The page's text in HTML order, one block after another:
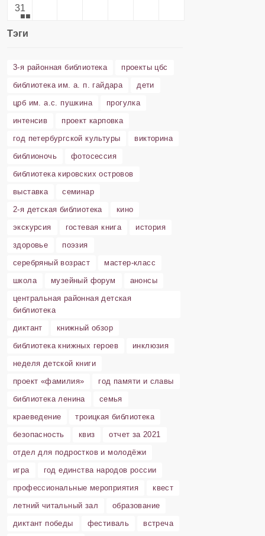
31
Тэги
3-я районная библиотека
проекты цбс
библиотека им. а. п. гайдара
дети
црб им. а.с. пушкина
прогулка
интенсив
проект карповка
год петербургской культуры
викторина
библионочь
фотосессия
библиотека кировских островов
выставка
семинар
2-я детская библиотека
кино
экскурсия
гостевая книга
история
здоровье
поэзия
серебряный возраст
мастер-класс
школа
музейный форум
анонсы
центральная районная детская
библиотека
диктант
книжный обзор
библиотека книжных героев
инклюзия
неделя детской книги
проект «фамилия»
год памяти и славы
библиотека ленина
семья
краеведение
троицкая библиотека
безопасность
квиз
отчет за 2021
отдел для подростков и молодёжи
игра
год единства народов россии
профессиональные мероприятия
квест
летний читальный зал
образование
диктант победы
фестиваль
встреча